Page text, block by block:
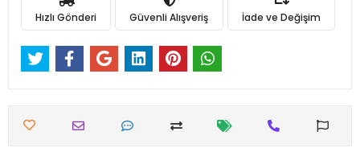
Hızlı Gönderi Güvenli Alışveriş İade ve Değişim